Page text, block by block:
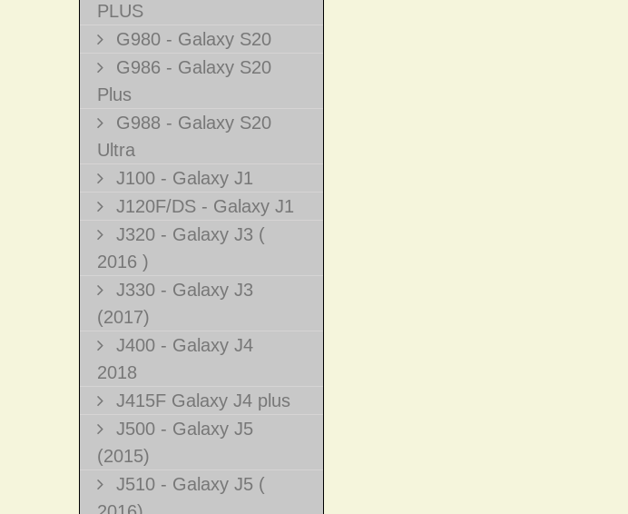
PLUS
G980 - Galaxy S20
G986 - Galaxy S20
Plus
G988 - Galaxy S20
Ultra
J100 - Galaxy J1
J120F/DS - Galaxy J1
J320 - Galaxy J3 (
2016 )
J330 - Galaxy J3
(2017)
J400 - Galaxy J4
2018
J415F Galaxy J4 plus
J500 - Galaxy J5
(2015)
J510 - Galaxy J5 (